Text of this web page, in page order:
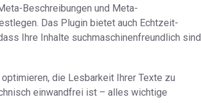
Beschreibungen und Meta-
Das Plugin bietet auch Echtzeit-
Ihre Inhalte suchmaschinenfreundlich sind
die Lesbarkeit Ihrer Texte zu
einwandfrei ist – alles wichtige